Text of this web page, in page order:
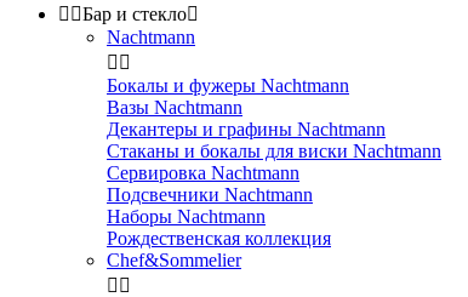
 Бар и стекло
Nachtmann
 
Бокалы и фужеры Nachtmann
Вазы Nachtmann
Декантеры и графины Nachtmann
Стаканы и бокалы для виски Nachtmann
Сервировка Nachtmann
Подсвечники Nachtmann
Наборы Nachtmann
Рождественская коллекция
Chef&Sommelier
 